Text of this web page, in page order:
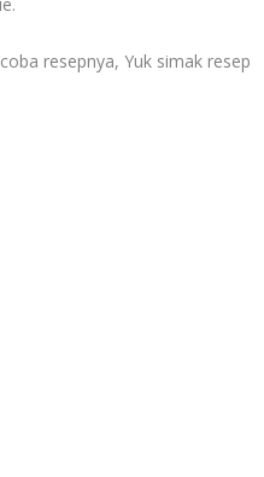
resepnya, Yuk simak resep